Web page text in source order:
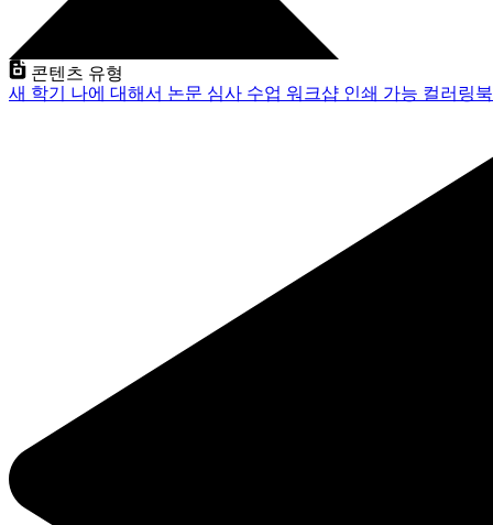
콘텐츠 유형
새 학기 나에 대해서 논문 심사 수업 워크샵 인쇄 가능 컬러링북